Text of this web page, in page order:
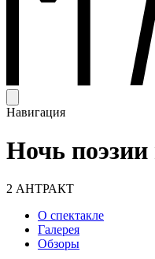
Навигация
Ночь
2 АНТРАКТ
О спектакле
Галерея
Обзоры